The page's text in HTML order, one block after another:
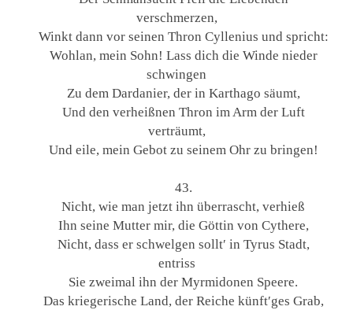
verschmerzen,
Winkt dann vor seinen Thron Cyllenius und spricht:
Wohlan, mein Sohn! Lass dich die Winde nieder
schwingen
Zu dem Dardanier, der in Karthago säumt,
Und den verheißnen Thron im Arm der Luft
verträumt,
Und eile, mein Gebot zu seinem Ohr zu bringen!
43.
Nicht, wie man jetzt ihn überrascht, verhieß
Ihn seine Mutter mir, die Göttin von Cythere,
Nicht, dass er schwelgen sollt′ in Tyrus Stadt,
entriss
Sie zweimal ihn der Myrmidonen Speere.
Das kriegerische Land, der Reiche künft′ges Grab,